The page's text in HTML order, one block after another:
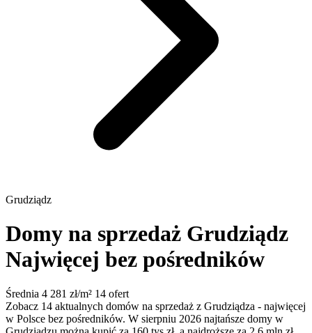
Grudziądz
Domy na sprzedaż Grudziądz
Najwięcej bez pośredników
Średnia 4 281 zł/m² 14 ofert
Zobacz 14 aktualnych domów na sprzedaż z Grudziądza - najwięcej
w Polsce bez pośredników. W sierpniu 2026 najtańsze domy w